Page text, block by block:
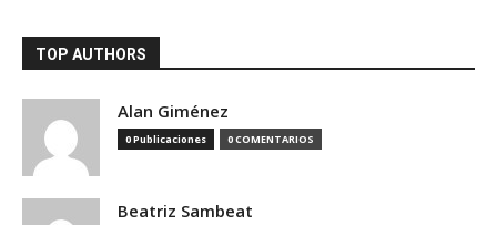
TOP AUTHORS
Alan Giménez
0 Publicaciones 0 COMENTARIOS
Beatriz Sambeat